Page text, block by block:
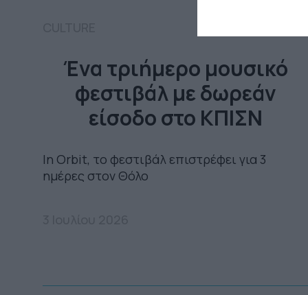
Ένα τριήμερο μουσικό
φεστιβάλ με δωρεάν
είσοδο στο ΚΠΙΣΝ
In Orbit, το φεστιβάλ επιστρέφει για 3
ημέρες στον Θόλο